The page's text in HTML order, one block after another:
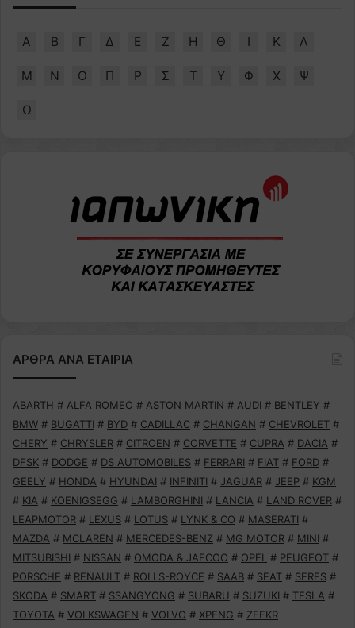
Α Β Γ Δ Ε Ζ Η Θ Ι Κ Λ
Μ Ν Ο Π Ρ Σ Τ Υ Φ Χ Ψ
Ω
ΑΡΘΡΑ ΑΝΑ ΕΤΑΙΡΙΑ
ABARTH # ALFA ROMEO # ASTON MARTIN # AUDI # BENTLEY #
BMW # BUGATTI # BYD # CADILLAC # CHANGAN # CHEVROLET #
CHERY # CHRYSLER # CITROEN # CORVETTE # CUPRA # DACIA #
DFSK # DODGE # DS AUTOMOBILES # FERRARI # FIAT # FORD #
GEELY # HONDA # HYUNDAI # INFINITI # JAGUAR # JEEP # KGM
# KIA # KOENIGSEGG # LAMBORGHINI # LANCIA # LAND ROVER #
LEAPMOTOR # LEXUS # LOTUS # LYNK & CO # MASERATI #
MAZDA # MCLAREN # MERCEDES-BENZ # MG MOTOR # MINI #
MITSUBISHI # NISSAN # OMODA & JAECOO # OPEL # PEUGEOT #
PORSCHE # RENAULT # ROLLS-ROYCE # SAAB # SEAT # SERES #
SKODA # SMART # SSANGYONG # SUBARU # SUZUKI # TESLA #
TOYOTA # VOLKSWAGEN # VOLVO # XPENG # ZEEKR